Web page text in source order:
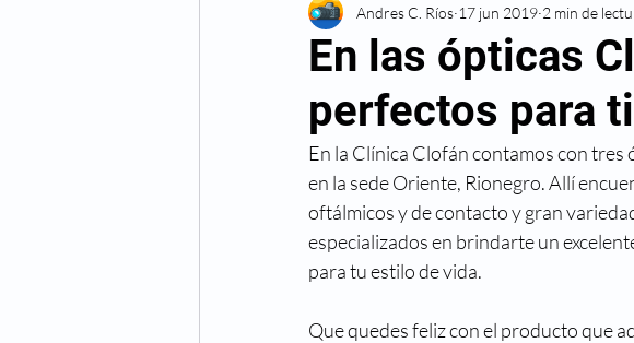
Avances tecnológicos Certificaciones y
Cirugia laser Cirugia refractiva
Cuidado de los ojos Congreso
Fechas especiales Hipermetropia
En las ópticas
perfectos para ti
Andres C. Ríos 17 jun 2019 2 min de
En la Clínica Clofán contamos con tres
en la sede Oriente, Rionegro. Allí
oftálmicos y de contacto y gran
especializados en brindarte un
para tu estilo de vida.
Que quedes feliz con el producto que